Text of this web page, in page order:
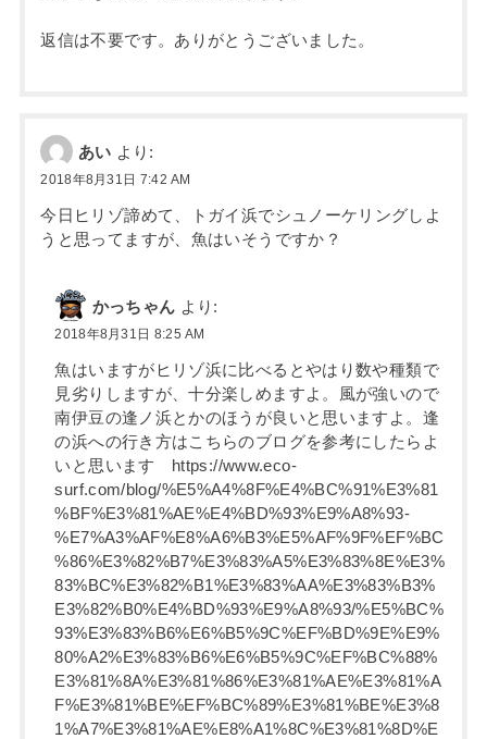
返信は不要です。ありがとうございました。
あい より:
2018年8月31日 7:42 AM
今日ヒリゾ諦めて、トガイ浜でシュノーケリングしよ
うと思ってますが、魚はいそうですか？
かっちゃん より:
2018年8月31日 8:25 AM
魚はいますがヒリゾ浜に比べるとやはり数や種類で
見劣りしますが、十分楽しめますよ。風が強いので
南伊豆の逢ノ浜とかのほうが良いと思いますよ。逢
の浜への行き方はこちらのブログを参考にしたらよ
いと思います https://www.eco-
surf.com/blog/%E5%A4%8F%E4%BC%91%E3%81
%BF%E3%81%AE%E4%BD%93%E9%A8%93-
%E7%A3%AF%E8%A6%B3%E5%AF%9F%EF%BC
%86%E3%82%B7%E3%83%A5%E3%83%8E%E3%
83%BC%E3%82%B1%E3%83%AA%E3%83%B3%
E3%82%B0%E4%BD%93%E9%A8%93/%E5%BC%
93%E3%83%B6%E6%B5%9C%EF%BD%9E%E9%
80%A2%E3%83%B6%E6%B5%9C%EF%BC%88%
E3%81%8A%E3%81%86%E3%81%AE%E3%81%A
F%E3%81%BE%EF%BC%89%E3%81%BE%E3%8
1%A7%E3%81%AE%E8%A1%8C%E3%81%8D%E